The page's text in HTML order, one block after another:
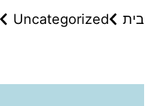
בית Uncategorized